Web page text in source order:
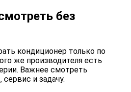
без
кондиционер только по
же производителя есть
Важнее смотреть
и задачу.